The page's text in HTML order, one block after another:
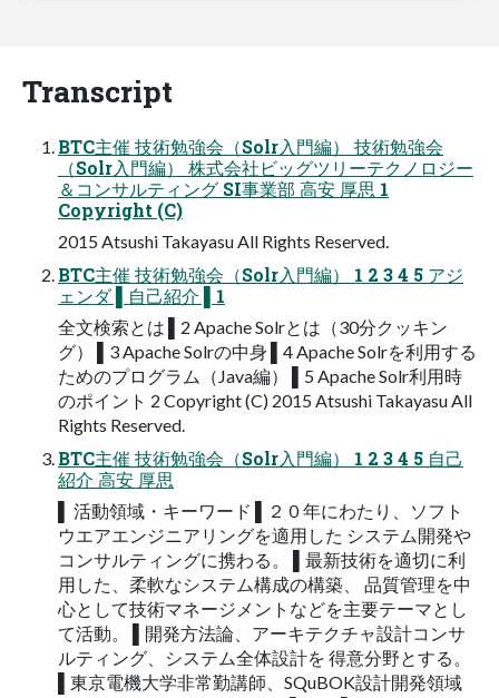
Transcript
BTC主催 技術勉強会（Solr⼊⾨編） 技術勉強会
（Solr⼊⾨編） 株式会社ビッグツリーテクノロジー
＆コンサルティング SI事業部 ⾼安 厚思 1
Copyright (C)
2015 Atsushi Takayasu All Rights Reserved.
BTC主催 技術勉強会（Solr⼊⾨編） 1 2 3 4 5 アジ
ェンダ ▌⾃⼰紹介 ▌1
全⽂検索とは ▌2 Apache Solrとは（30分クッキン
グ） ▌3 Apache Solrの中⾝ ▌4 Apache Solrを利⽤する
ためのプログラム（Java編） ▌5 Apache Solr利⽤時
のポイント 2 Copyright (C) 2015 Atsushi Takayasu All
Rights Reserved.
BTC主催 技術勉強会（Solr⼊⾨編） 1 2 3 4 5 ⾃⼰
紹介 ⾼安 厚思
▌ 活動領域・キーワード ▌２０年にわたり、ソフト
ウエアエンジニアリングを適⽤した システム開発や
コンサルティングに携わる。 ▌最新技術を適切に利
⽤した、柔軟なシステム構成の構築、 品質管理を中
⼼として技術マネージメントなどを主要テーマとし
て活動。 ▌開発⽅法論、アーキテクチャ設計コンサ
ルティング、システム全体設計を 得意分野とする。
▌東京電機⼤学⾮常勤講師、SQuBOK設計開発領域